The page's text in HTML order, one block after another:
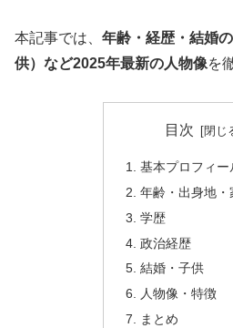
本記事では、 年齢・経歴・結婚
供）など2025年最新の人物像を
目次
基本プロフィー
年齢・出身地・
学歴
政治経歴
結婚・子供
人物像・特徴
まとめ